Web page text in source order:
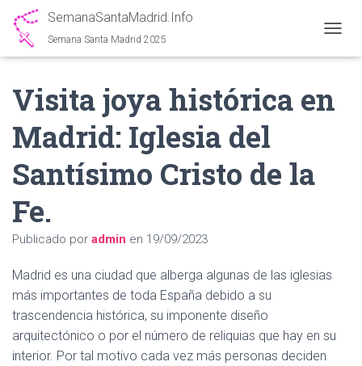
SemanaSantaMadrid.Info
Semana Santa Madrid 2025
A
C
Visita joya histórica en
Madrid: Iglesia del
Santísimo Cristo de la
Fe.
Publicado por admin en 19/09/2023
Madrid es una ciudad que alberga algunas de las iglesias
más importantes de toda España debido a su
trascendencia histórica, su imponente diseño
arquitectónico o por el número de reliquias que hay en su
interior. Por tal motivo cada vez más personas deciden